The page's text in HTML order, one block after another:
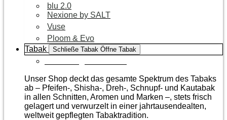
blu 2.0
Nexione by SALT
Vuse
Ploom & Evo
Tabak
Schließe Tabak Öffne Tabak
Unser Shop deckt das gesamte Spektrum des Tabaks
ab – Pfeifen-, Shisha-, Dreh-, Schnupf- und Kautabak
in allen Schnitten, Aromen und Marken –, stets frisch
gelagert und verwurzelt in einer jahrtausendealten,
weltweit gepflegten Tabaktradition.